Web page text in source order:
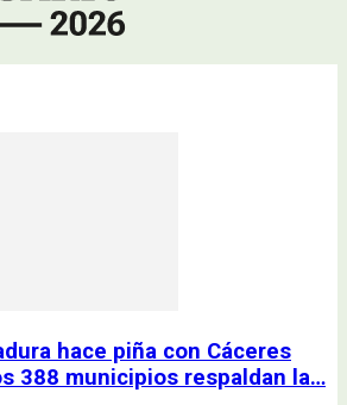
hace piña con Cáceres
388 municipios respaldan la…